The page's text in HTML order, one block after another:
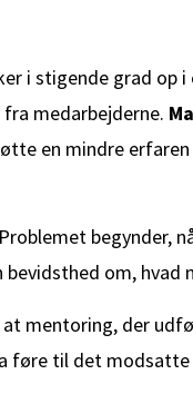
i stigende grad op
medarbejderne.
en mindre
begynder,
om, hvad
mentoring, der
føre til det